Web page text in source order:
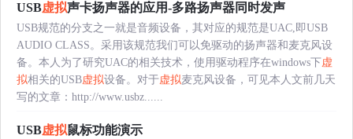
USB虚拟声卡扬声器的应用-多路扬声器同时发声
USB规范的分支之一就是音频设备，其对应的规范是UAC,即USB
AUDIO CLASS。采用该规范我们可以免驱动的扬声器和麦克风设
备。本人为了研究UAC的相关技术，使用驱动程序在windows下虚
拟相关的USB虚拟设备。对于虚拟麦克风设备，可见本人文前几天
写的文章：http://www.usbz......
USB虚拟鼠标功能演示